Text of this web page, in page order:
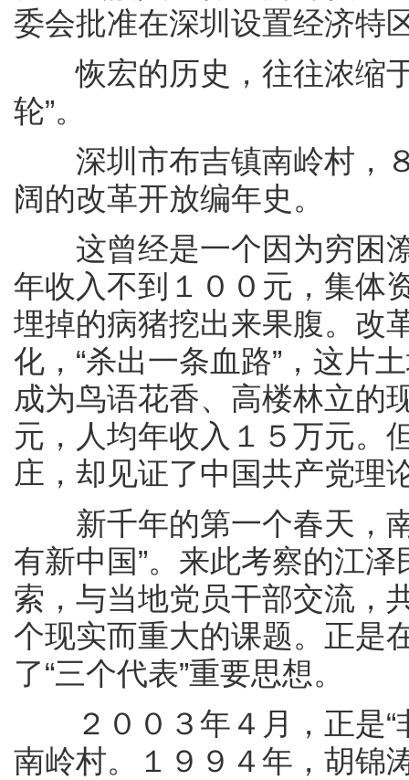
委会批准在深圳设置经济特
恢宏的历史，往往浓缩于
轮”。
深圳市布吉镇南岭村，８
阔的改革开放编年史。
这曾经是一个因为穷困潦
年收入不到１００元，集体
埋掉的病猪挖出来果腹。改
化，“杀出一条血路”，这片
成为鸟语花香、高楼林立的
元，人均年收入１５万元。
庄，却见证了中国共产党理
新千年的第一个春天，南
有新中国”。来此考察的江
索，与当地党员干部交流，
个现实而重大的课题。正是
了“三个代表”重要思想。
２００３年４月，正是“
南岭村。１９９４年，胡锦